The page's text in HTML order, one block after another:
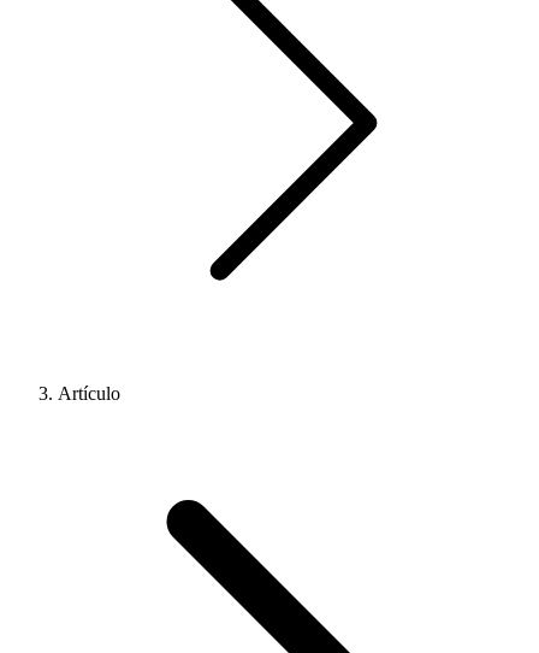
Artículo